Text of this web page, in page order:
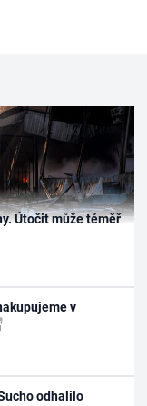
Útočit může téměř
v
odhalilo